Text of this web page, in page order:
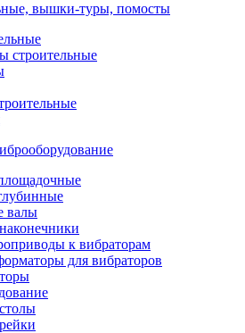
вышки-туры, помосты
строительные
валы
к вибраторам
для вибраторов